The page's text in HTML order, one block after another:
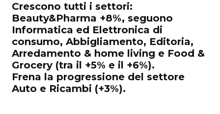
Crescono tutti i settori:
Beauty&Pharma +8%, seguono
Informatica ed Elettronica di
consumo, Abbigliamento, Editoria,
Arredamento & home living e Food &
Grocery (tra il +5% e il +6%).
Frena la progressione del settore
Auto e Ricambi (+3%).